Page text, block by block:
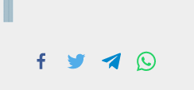
Facebook
Twitter Telegram